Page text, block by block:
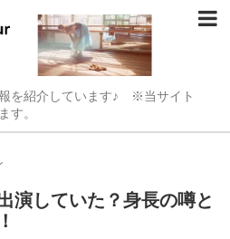
を紹介しています♪ ※当サイト
す。
演していた？身長の噂と